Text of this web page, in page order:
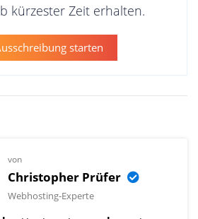
kürzester Zeit erhalten.
starten
von
Christopher Prüfer
Webhosting-Experte